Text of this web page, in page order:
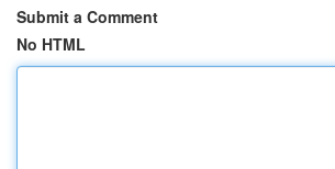
Submit a Comment
No HTML